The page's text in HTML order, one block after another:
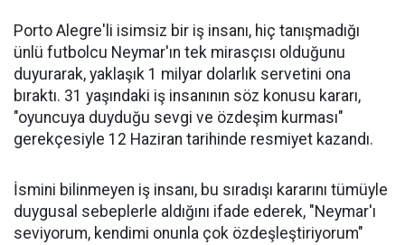
Porto Alegre'li isimsiz bir iş insanı, hiç tanışmadığı
ünlü futbolcu Neymar'ın tek mirasçısı olduğunu
duyurarak, yaklaşık 1 milyar dolarlık servetini ona
bıraktı. 31 yaşındaki iş insanının söz konusu kararı,
"oyuncuya duyduğu sevgi ve özdeşim kurması"
gerekçesiyle 12 Haziran tarihinde resmiyet kazandı.
İsmini bilinmeyen iş insanı, bu sıradışı kararını tümüyle
duygusal sebeplerle aldığını ifade ederek, "Neymar'ı
seviyorum, kendimi onunla çok özdeşleştiriyorum"